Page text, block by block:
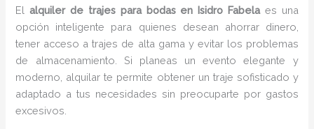
Elalquiler de trajes para bodas en Isidro Fabelaes una
opción inteligente para quienes desean ahorrar dinero,
tener acceso a trajes de alta gama y evitar los problemas
de almacenamiento. Si planeas un evento elegante y
moderno, alquilar te permite obtener un traje sofisticado y
adaptado a tus necesidades sin preocuparte por gastos
excesivos.